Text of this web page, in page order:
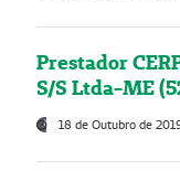
Prestador
S/S Ltda-ME
18 de Outubro de